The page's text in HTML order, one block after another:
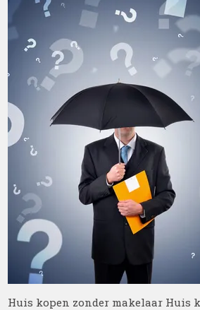
Huis kopen zonder makelaar Huis